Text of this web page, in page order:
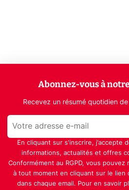
Abonnez-vous à
Recevez un résumé quotidien
En cliquant sur s'inscrire, j’accepte
informations, actualités et offres
Conformément au RGPD, vous
à tout moment en cliquant sur le lien
dans chaque email. Pour en savoir